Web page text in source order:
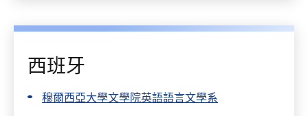
西班牙
穆爾西亞大學文學院英語語言文學系